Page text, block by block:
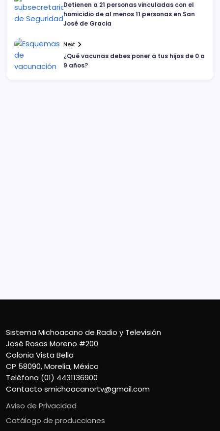
Detienen a 21 personas vinculadas con el
homicidio de al menos 11 personas en San
José de Gracia
Next
¿Qué vacunas debes poner a tus hijos de 0 a
9 años?
Sistema Michoacano de Radio y Televisión
José Rosas Moreno #200
Colonia Vista Bella
CP 58090, Morelia, México
Teléfono (01) 4431136900
Contacto smichoacanortv@gmail.com
Aviso de Privacidad
Catálogo de producciones